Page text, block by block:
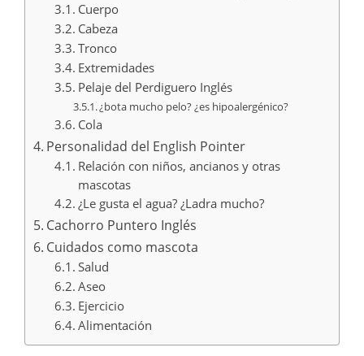
Cuerpo
Cabeza
Tronco
Extremidades
Pelaje del Perdiguero Inglés
¿bota mucho pelo? ¿es hipoalergénico?
Cola
Personalidad del English Pointer
Relación con niños, ancianos y otras
mascotas
¿Le gusta el agua? ¿Ladra mucho?
Cachorro Puntero Inglés
Cuidados como mascota
Salud
Aseo
Ejercicio
Alimentación